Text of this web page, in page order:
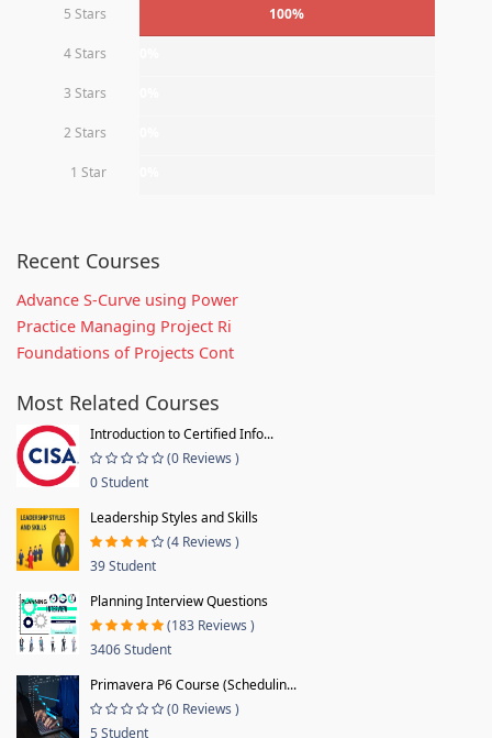
5 Stars
100%
4 Stars
3 Stars
2 Stars
1 Star
Recent Courses
Advance S-Curve using Power
Practice Managing Project Ri
Foundations of Projects Cont
Most Related Courses
Introduction to Certified Info...
(0 Reviews )
0 Student
Leadership Styles and Skills
(4 Reviews )
39 Student
Planning Interview Questions
(183 Reviews )
3406 Student
Primavera P6 Course (Schedulin...
(0 Reviews )
5 Student